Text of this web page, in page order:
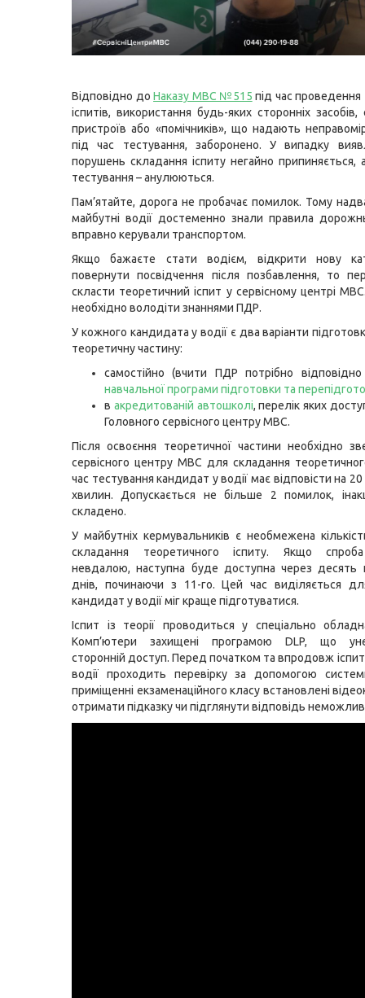
Відповідно доНаказу МВС №515 під час
іспитів, використання будь-яких сторонніх
пристроїв або «помічників», що надають
під час тестування, заборонено. У випадку
порушень складання іспиту негайно припиняється,
тестування – анулюються.
Пам’ятайте, дорога не пробачає помилок. Тому
майбутні водії достеменно знали правила
вправно керували транспортом.
Якщо бажаєте стати водієм, відкрити нову
повернути посвідчення після позбавлення, то
скласти теоретичний іспит у сервісному центрі
необхідно володіти знаннями ПДР.
У кожного кандидата у водії є два варіанти
теоретичну частину:
самостійно (вчити ПДР потрібно
навчальної програми підготовки та
в акредитованій автошколі, перелік яких
Головного сервісного центру МВС.
Після освоєння теоретичної частини необхідно
сервісного центру МВС для складання
час тестування кандидат у водії має відповісти на
хвилин. Допускається не більше 2 помилок,
складено.
У майбутніх кермувальників є необмежена
складання теоретичного іспиту. Якщо
невдалою, наступна буде доступна через десять
днів, починаючи з 11-го. Цей час виділяється
кандидат у водії міг краще підготуватися.
Іспит із теорії проводиться у спеціально
Комп’ютери захищені програмою DLP, що
сторонній доступ. Перед початком та впродовж
водії проходить перевірку за допомогою
приміщенні екзаменаційного класу встановлені
отримати підказку чи підглянути відповідь